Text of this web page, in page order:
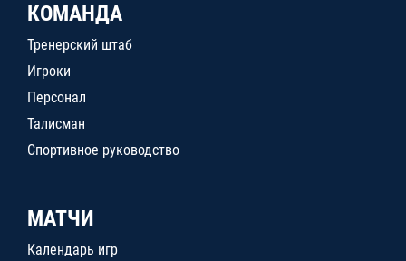
КОМАНДА
Тренерский штаб
Игроки
Персонал
Талисман
Спортивное руководство
МАТЧИ
Календарь игр